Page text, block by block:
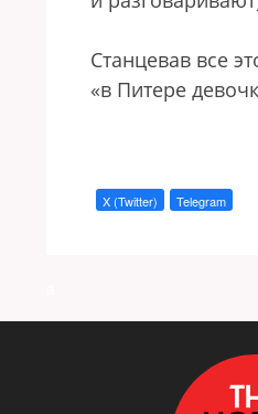
Станцевав все
«в Питере
X (Twitter) Telegram